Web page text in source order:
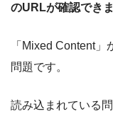
のURLが確認でき
「Mixed Content
問題です。
読み込まれている